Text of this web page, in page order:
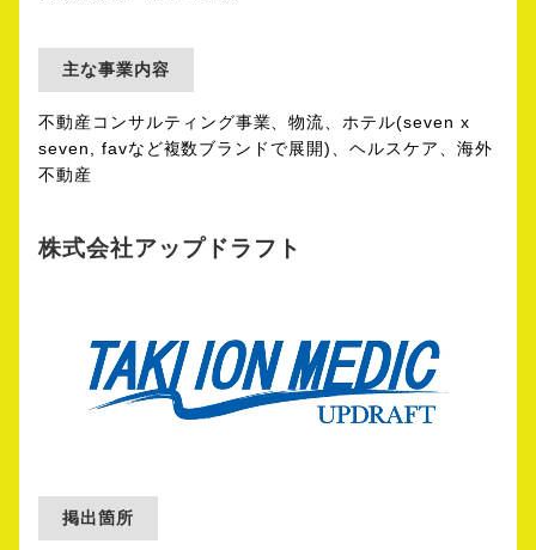
主な事業内容
不動産コンサルティング事業、物流、ホテル(seven x
seven, favなど複数ブランドで展開)、ヘルスケア、海外
不動産
株式会社アップドラフト
掲出箇所